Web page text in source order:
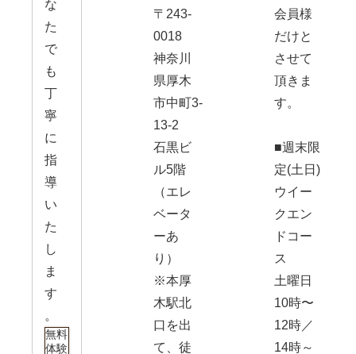
な
た
で
も
丁
寧
に
指
導
い
た
し
ま
す
。
無料
体験
〒243-
0018
神奈川
県厚木
市中町3-
13-2
石黒ビ
ル5階
（エレ
ベータ
ーあ
り）
※本厚
木駅北
口を出
て、徒
会員様
だけと
させて
頂きま
す。
■週末限
定(土日)
ウイー
クエン
ドコー
ス
土曜日
10時〜
12時／
14時～